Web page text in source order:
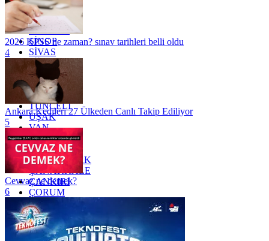
RİZE
SAKARYA
SAMSUN
SİNOP
SİVAS
SİİRT
TEKİRDAĞ
TOKAT
TRABZON
TUNCELİ
UŞAK
VAN
YALOVA
YOZGAT
ZONGULDAK
ÇANAKKALE
ÇANKIRI
ÇORUM
İSTANBUL
İZMİR
ŞANLIURFA
ŞIRNAK
2026 KPSS ne zaman? sınav tarihleri belli oldu
4
Ankara Kedileri 27 Ülkeden Canlı Takip Ediliyor
5
Cevvaz ne demek?
6